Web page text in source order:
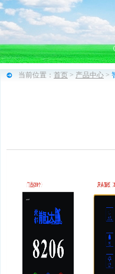
当前位置： 首页 > 产品中心 >